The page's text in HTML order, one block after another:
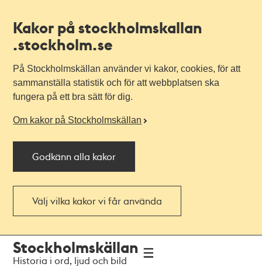
Kakor på stockholmskallan
.stockholm.se
På Stockholmskällan använder vi kakor, cookies, för att
sammanställa statistik och för att webbplatsen ska
fungera på ett bra sätt för dig.
Om kakor på Stockholmskällan
Godkänn alla kakor
Välj vilka kakor vi får använda
navigationen
huvudinnehållet
Stockholmskällan
Historia i ord, ljud och bild